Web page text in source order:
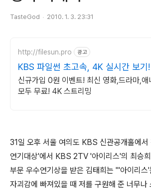
TasteGod 2010. 1. 3. 23:31
http://filesun.pro 광고
KBS 파일썬 초고속, 4K 실시간 보기!
신규가입 0원 이벤트! 최신 영화,드라마,애
모두 무료! 4K 스트리밍
31일 오후 서울 여의도 KBS 신관공개홀에
연기대상'에서 KBS 2TV '아이리스'의 최승
부문 우수연기상을 받은 김태희는 "'아이리스
자괴감에 빠져있을 때 저를 구원해 준 너무나